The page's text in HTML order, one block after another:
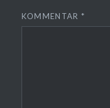
KOMMENTAR *